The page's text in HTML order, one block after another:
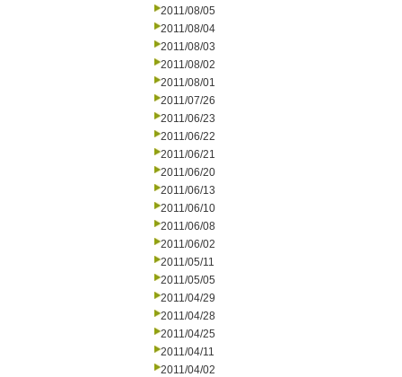
2011/08/05
2011/08/04
2011/08/03
2011/08/02
2011/08/01
2011/07/26
2011/06/23
2011/06/22
2011/06/21
2011/06/20
2011/06/13
2011/06/10
2011/06/08
2011/06/02
2011/05/11
2011/05/05
2011/04/29
2011/04/28
2011/04/25
2011/04/11
2011/04/02